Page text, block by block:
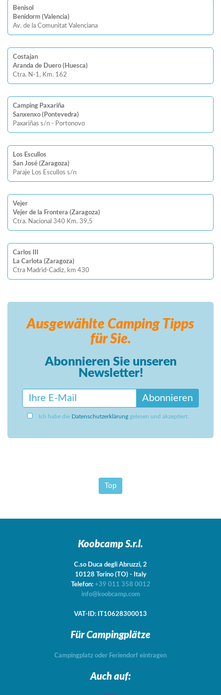
Benisol
Benidorm (Valencia)
Av. de la Comunitat Valenciana
Costajan
Aranda de Duero (Huesca)
Ctra. N-1, Km. 162
Camping Paxariña
Sanxenxo (Pontevedra)
Paxariñas s/n - Portonovo
Los Escullos
San José (Zaragoza)
Paraje Los Escullos s/n
Vejer
Vejer de la Frontera (Zaragoza)
Ctra. Nacional 340 Km. 39,5
Carlos III
La Carlota (Zaragoza)
Ctra Madrid-Cadiz, km 430
Ausgewählte Camping Tipps
für Sie.
Abonnieren Sie unseren
Newsletter!
Abonnieren
Ich habe die Datenschutzerklärung gelesen und akzeptiert.
Top
Koobcamp S.r.l.
C.so Duca degli Abruzzi, 2
10128 Torino (TO) - Italy
Telefon: +39 011 358 0012
info@koobcamp.com
VAT-ID: IT10628300013
Für Campingplätze
Campingplatz oder Feriendorf eintragen
Auch auf: